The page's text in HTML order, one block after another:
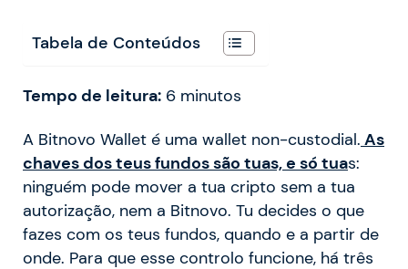
Tabela de Conteúdos
Tempo de leitura: 6 minutos
A Bitnovo Wallet é uma wallet non-custodial. As
chaves dos teus fundos são tuas, e só tuas:
ninguém pode mover a tua cripto sem a tua
autorização, nem a Bitnovo. Tu decides o que
fazes com os teus fundos, quando e a partir de
onde. Para que esse controlo funcione, há três